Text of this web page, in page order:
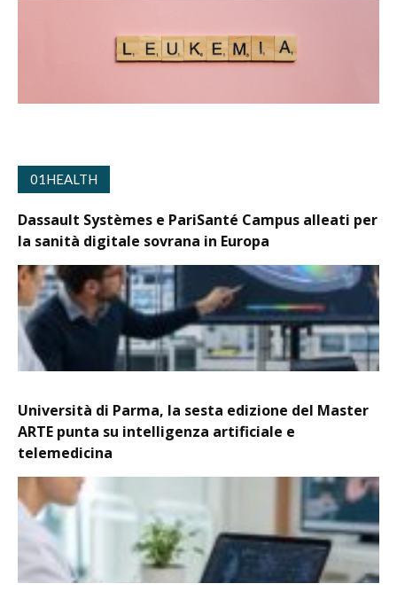
01HEALTH
Dassault Systèmes e PariSanté Campus alleati per
la sanità digitale sovrana in Europa
Università di Parma, la sesta edizione del Master
ARTE punta su intelligenza artificiale e
telemedicina